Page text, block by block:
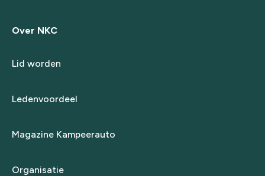
Over NKC
Lid worden
Ledenvoordeel
Magazine Kampeerauto
Organisatie